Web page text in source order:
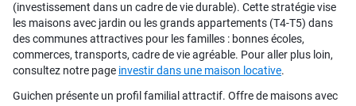
(investissement dans un cadre de vie durable). Cette stratégie vise
les maisons avec jardin ou les grands appartements (T4-T5) dans
des communes attractives pour les familles : bonnes écoles,
commerces, transports, cadre de vie agréable. Pour aller plus loin,
consultez notre page investir dans une maison locative.
Guichen présente un profil familial attractif. Offre de maisons avec